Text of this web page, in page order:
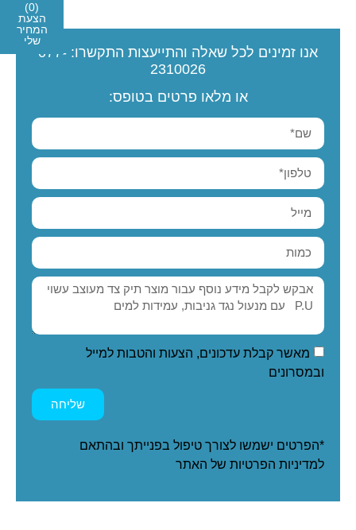
אנו זמינים לכל שאלה והתייעצות התקשרו: 077-
2310026
או מלאו פרטים בטופס:
מאשר קבלת עדכונים, הצעות והטבות למייל
ובמסרונים
שליחה
*הפרטים ישמשו לצורך טיפול בפנייתך ובהתאם
למדיניות הפרטיות של האתר
(0)
הצעת
המחיר
שלי